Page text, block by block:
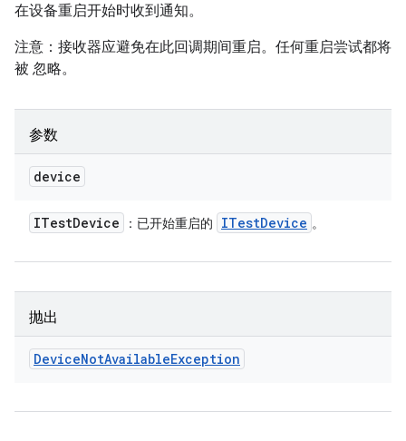
在设备重启开始时收到通知。
注意：接收器应避免在此回调期间重启。任何重启尝试都将
被 忽略。
参数
device
ITestDevice ：已开始重启的 ITestDevice 。
抛出
DeviceNotAvailableException